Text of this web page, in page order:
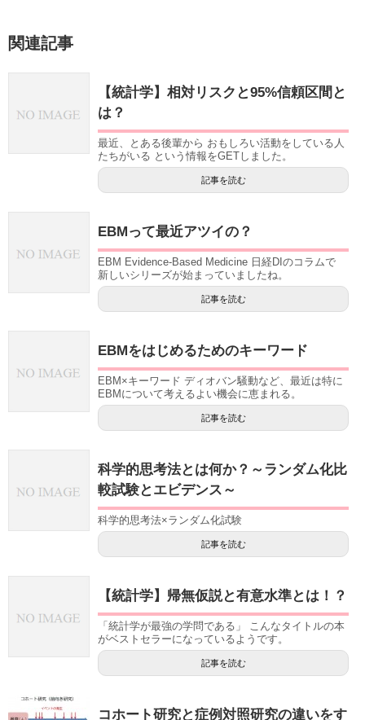
関連記事
【統計学】相対リスクと95%信頼区間と
は？
最近、とある後輩から おもしろい活動をしている人
たちがいる という情報をGETしました。
記事を読む
EBMって最近アツイの？
EBM Evidence-Based Medicine 日経DIのコラムで
新しいシリーズが始まっていましたね。
記事を読む
EBMをはじめるためのキーワード
EBM×キーワード ディオバン騒動など、最近は特に
EBMについて考えるよい機会に恵まれる。
記事を読む
科学的思考法とは何か？～ランダム化比
較試験とエビデンス～
科学的思考法×ランダム化試験
記事を読む
【統計学】帰無仮説と有意水準とは！？
「統計学が最強の学問である」 こんなタイトルの本
がベストセラーになっているようです。
記事を読む
コホート研究と症例対照研究の違いをす